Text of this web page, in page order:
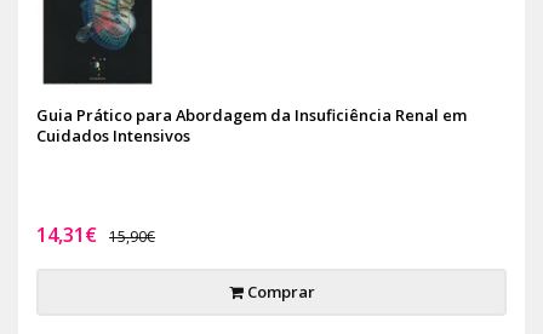
Guia Prático para Abordagem da Insuficiência Renal em
Cuidados Intensivos
14,31€ 15,90€
Comprar